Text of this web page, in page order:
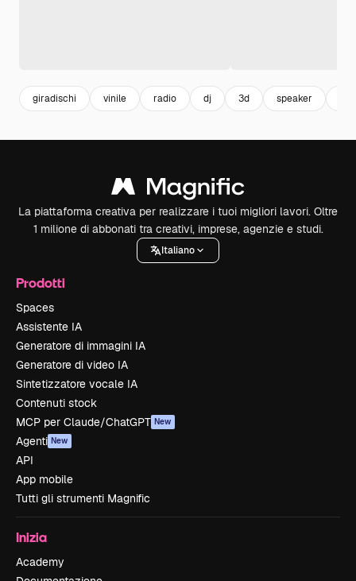
giradischi vinile radio dj 3d speaker
La piattaforma creativa per realizzare i tuoi migliori lavori. Oltre
1 milione di abbonati tra creativi, imprese, agenzie e studi.
Italiano
Prodotti
Spaces
Assistente IA
Generatore di immagini IA
Generatore di video IA
Sintetizzatore vocale IA
Contenuti stock
MCP per Claude/ChatGPT New
Agenti New
API
App mobile
Tutti gli strumenti Magnific
Inizia
Academy